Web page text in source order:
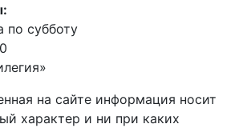
по субботу
на сайте информация носит
характер и ни при каких